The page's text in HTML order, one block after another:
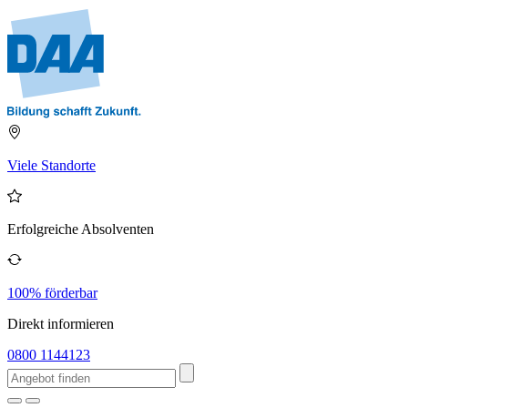
Viele Standorte
Erfolgreiche Absolventen
100% förderbar
Direkt informieren
0800 1144123